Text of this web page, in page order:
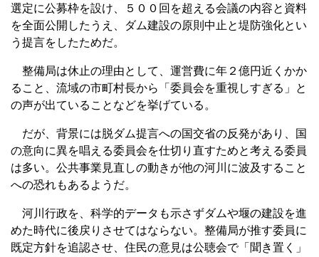
選定に公募枠を設け、５００回を超える会議の内容と資料
を全面公開したうえ、ダム建設の原則中止と堤防強化とい
う提言をしたためだ。
整備局は休止の理由として、運営費に年２億円近くかか
ること、流域の市町村長から「委員会を重視しすぎる」と
の声が出ていることなどを挙げている。
だが、背景には脱ダム提言への国交省の反発があり、国
の意向に異を唱える委員会を仕切り直すためと考える委員
は多い。公共事業見直しの動きが他の河川に波及すること
への恐れもあるようだ。
河川行政を、科学的データも示さずダムや堰の建設を進
めた時代に後戻りさせてはならない。整備局が推す委員に
既定方針を追認させ、住民の意見は公聴会で「聞き置く」